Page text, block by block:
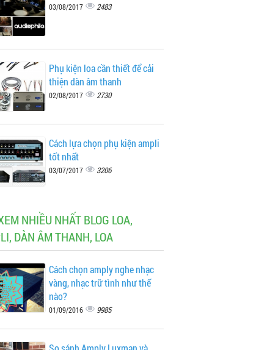
03/08/2017 2483
Phụ kiện loa cần thiết để cải
thiện dàn âm thanh
02/08/2017 2730
Cách lựa chọn phụ kiện ampli
tốt nhất
03/07/2017 3206
NHIỀU NHẤT BLOG LOA,
DÀN ÂM THANH, LOA
Cách chọn amply nghe nhạc
vàng, nhạc trữ tình như thế
nào?
01/09/2016 9985